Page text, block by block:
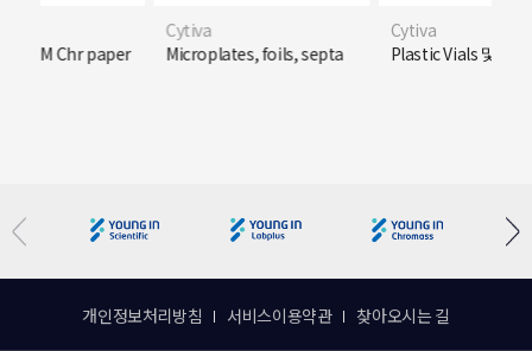
3MM Chr paper
Cytiva
Microplates, foils, septa
Cytiva
Plastic Vials 및
개인정보처리방침 서비스이용약관 찾아오시는 길